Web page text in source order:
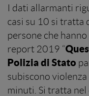
I dati allarmanti
casi su 10 si tratta
persone che hanno
report 2019 “
Polizia di Stato
subiscono
minuti. Si tratta nel